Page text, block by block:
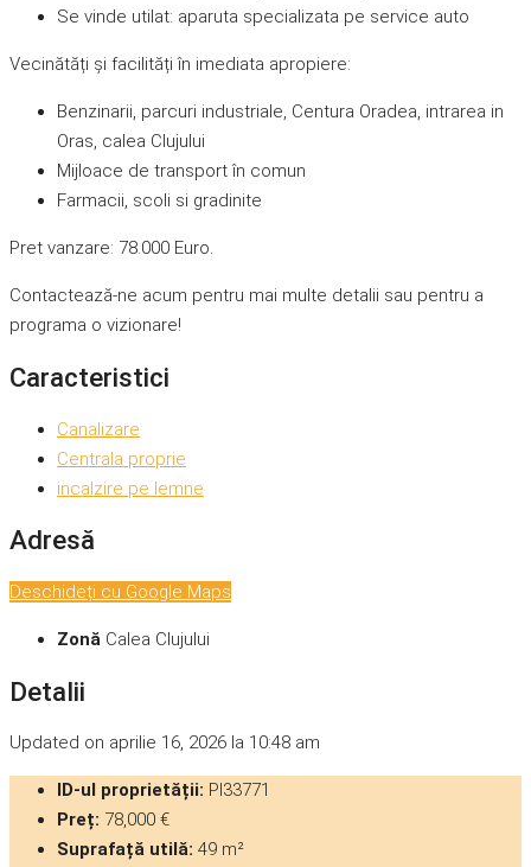
Se vinde utilat: aparuta specializata pe service auto
Vecinătăți și facilități în imediata apropiere:
Benzinarii, parcuri industriale, Centura Oradea, intrarea in
Oras, calea Clujului
Mijloace de transport în comun
Farmacii, scoli si gradinite
Pret vanzare: 78.000 Euro.
Contactează-ne acum pentru mai multe detalii sau pentru a
programa o vizionare!
Caracteristici
Canalizare
Centrala proprie
incalzire pe lemne
Adresă
Deschideți cu Google Maps
Zonă Calea Clujului
Detalii
Updated on aprilie 16, 2026 la 10:48 am
ID-ul proprietății: PI33771
Preț: 78,000 €
Suprafață utilă: 49 m²